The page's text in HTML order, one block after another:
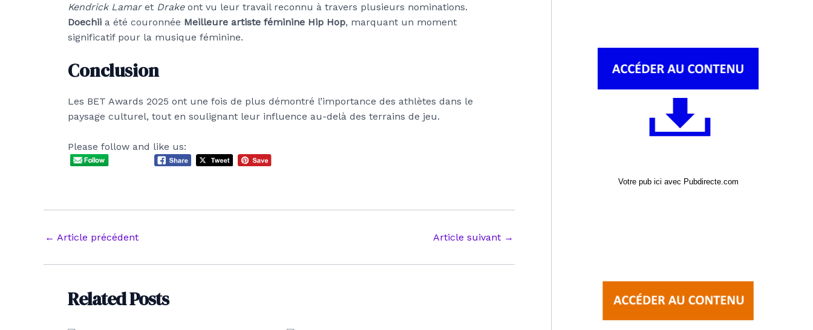
Kendrick Lamaret Drakeont vu leur travail reconnu à travers plusieurs nominations.
Doechii a été couronnée Meilleure artiste féminine Hip Hop, marquant un moment
significatif pour la musique féminine.
Conclusion
Les BET Awards 2025 ont une fois de plus démontré l’importance des athlètes dans le
paysage culturel, tout en soulignant leur influence au-delà des terrains de jeu.
Please follow and like us:
Navigation
articles
← Article précédent Article suivant →
Related Posts
Votre pub ici avec Pubdirecte.com